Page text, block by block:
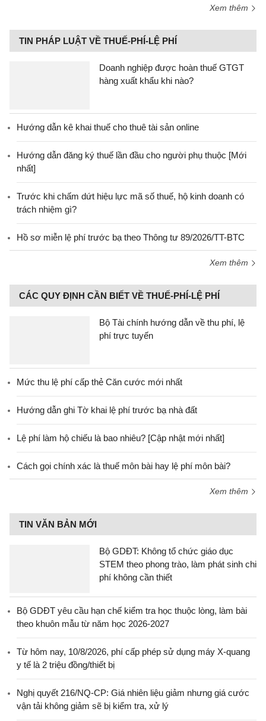
Xem thêm
TIN PHÁP LUẬT VỀ THUẾ-PHÍ-LỆ PHÍ
Doanh nghiệp được hoàn thuế GTGT
hàng xuất khẩu khi nào?
Hướng dẫn kê khai thuế cho thuê tài sản online
Hướng dẫn đăng ký thuế lần đầu cho người phụ thuộc [Mới
nhất]
Trước khi chấm dứt hiệu lực mã số thuế, hộ kinh doanh có
trách nhiệm gì?
Hồ sơ miễn lệ phí trước bạ theo Thông tư 89/2026/TT-BTC
Xem thêm
CÁC QUY ĐỊNH CẦN BIẾT VỀ THUẾ-PHÍ-LỆ PHÍ
Bộ Tài chính hướng dẫn về thu phí, lệ
phí trực tuyến
Mức thu lệ phí cấp thẻ Căn cước mới nhất
Hướng dẫn ghi Tờ khai lệ phí trước bạ nhà đất
Lệ phí làm hộ chiếu là bao nhiêu? [Cập nhật mới nhất]
Cách gọi chính xác là thuế môn bài hay lệ phí môn bài?
Xem thêm
TIN VĂN BẢN MỚI
Bộ GDĐT: Không tổ chức giáo dục
STEM theo phong trào, làm phát sinh chi
phí không cần thiết
Bộ GDĐT yêu cầu hạn chế kiểm tra học thuộc lòng, làm bài
theo khuôn mẫu từ năm học 2026-2027
Từ hôm nay, 10/8/2026, phí cấp phép sử dụng máy X-quang
y tế là 2 triệu đồng/thiết bị
Nghị quyết 216/NQ-CP: Giá nhiên liệu giảm nhưng giá cước
vận tải không giảm sẽ bị kiểm tra, xử lý